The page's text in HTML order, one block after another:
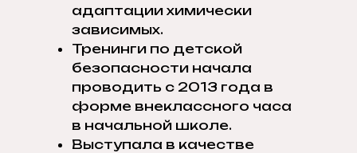
адаптации химически
зависимых.
Тренинги по детской
безопасности начала
проводить с 2013 года в
форме внеклассного часа
в начальной школе.
Выступала в качестве